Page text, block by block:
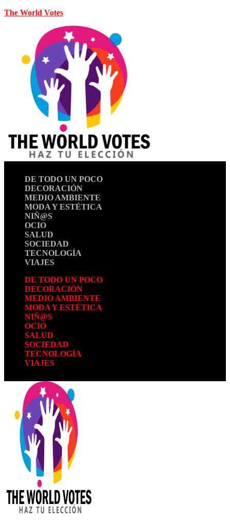
The World Votes
DE TODO UN POCO
DECORACIÓN
MEDIO AMBIENTE
MODA Y ESTÉTICA
NIÑ@S
OCIO
SALUD
SOCIEDAD
TECNOLOGÍA
VIAJES
DE TODO UN POCO
DECORACIÓN
MEDIO AMBIENTE
MODA Y ESTÉTICA
NIÑ@S
OCIO
SALUD
SOCIEDAD
TECNOLOGÍA
VIAJES